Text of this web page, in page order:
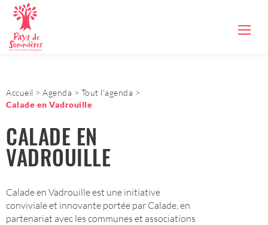
Accueil Agenda
Tout l'agenda
Calade en Vadrouille
CALADE EN
VADROUILLE
Calade en Vadrouille est une initiative
conviviale et innovante portée par Calade, en
partenariat avec les communes et associations